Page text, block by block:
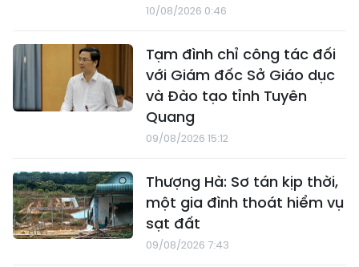
10/08/2026 0:46
Tạm đình chỉ công tác đối
với Giám đốc Sở Giáo dục
và Đào tạo tỉnh Tuyên
Quang
09/08/2026 15:12
Thượng Hà: Sơ tán kịp thời,
một gia đình thoát hiểm vụ
sạt đất
09/08/2026 7:43